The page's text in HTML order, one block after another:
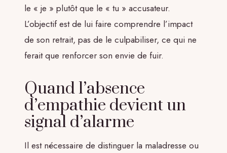
le « je » plutôt que le « tu » accusateur.
L’objectif est de lui faire comprendre l’impact
de son retrait, pas de le culpabiliser, ce qui ne
ferait que renforcer son envie de fuir.
Quand l’absence
d’empathie devient un
signal d’alarme
Il est nécessaire de distinguer la maladresse ou